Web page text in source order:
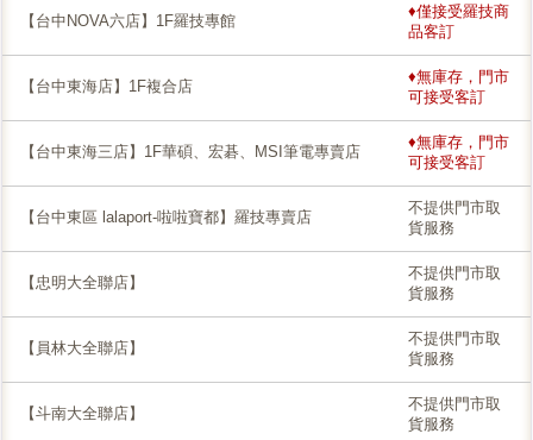
【台中NOVA六店】1F羅技專館
♦僅接受羅技商
品客訂
【台中東海店】1F複合店
♦無庫存，門市
可接受客訂
【台中東海三店】1F華碩、宏碁、MSI筆電專賣店
♦無庫存，門市
可接受客訂
【台中東區 lalaport-啦啦寶都】羅技專賣店
不提供門市取
貨服務
【忠明大全聯店】
不提供門市取
貨服務
【員林大全聯店】
不提供門市取
貨服務
【斗南大全聯店】
不提供門市取
貨服務